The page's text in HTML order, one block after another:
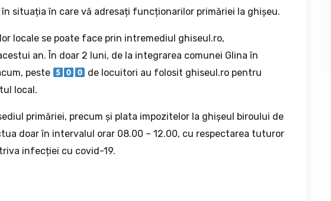
situația în care vă adresați funcționarilor primăriei la ghișeu.
locale se poate face prin intremediul ghiseul.ro,
an. În doar 2 luni, de la integrarea comunei Glina în
peste
de locuitori au folosit ghiseul.ro pentru
local.
primăriei, precum și plata impozitelor la ghișeul biroului de
doar în intervalul orar 08.00 – 12.00, cu respectarea tuturor
infecției cu covid-19.